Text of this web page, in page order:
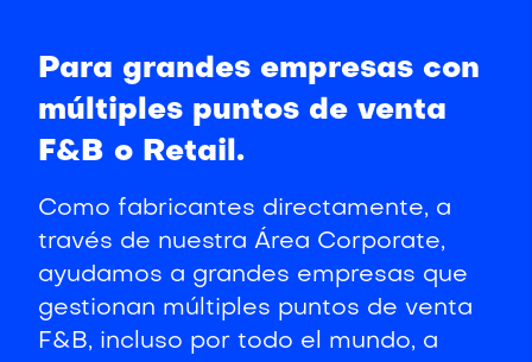
Para grandes empresas con
múltiples puntos de venta
F&B o Retail.
Como fabricantes directamente, a
través de nuestra Área Corporate,
ayudamos a grandes empresas que
gestionan múltiples puntos de venta
F&B, incluso por todo el mundo, a